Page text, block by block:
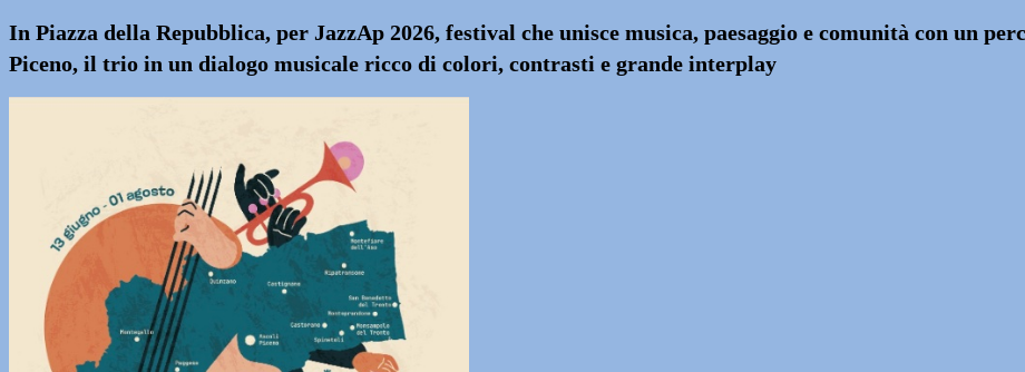
In Piazza della Repubblica, per JazzAp 2026, festival che unisce musica, paesaggio e comunità con un
Piceno, il trio in un dialogo musicale ricco di colori, contrasti e grande interplay